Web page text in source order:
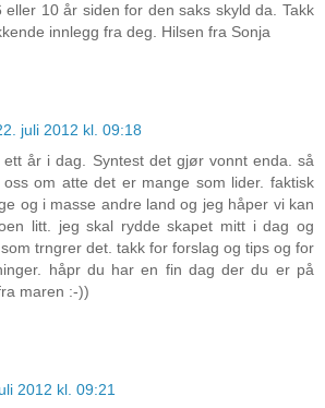
eller 10 år siden for den saks skyld da. Takk
innlegg fra deg. Hilsen fra Sonja
juli 2012 kl. 09:18
ett år i dag. Syntest det gjør vonnt enda. så
om atte det er mange som lider. faktisk
og i masse andre land og jeg håper vi kan
litt. jeg skal rydde skapet mitt i dag og
trngrer det. takk for forslag og tips og for
håpr du har en fin dag der du er på
maren :-))
2012 kl. 09:21